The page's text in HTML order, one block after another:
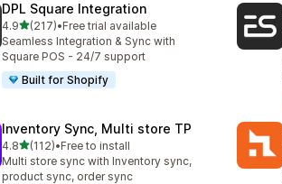
DPL Square Integration
4.9เต็ม 5 ดาว
(217)
ทั้งหมด 217 รีวิว
•Free trial available
Seamless Integration & Sync with
Square POS - 24/7 support
Built for Shopify
Inventory Sync, Multi store TP
4.8เต็ม 5 ดาว
(112)
ทั้งหมด 112 รีวิว
•Free to install
Multi store sync with Inventory sync,
product sync, order sync